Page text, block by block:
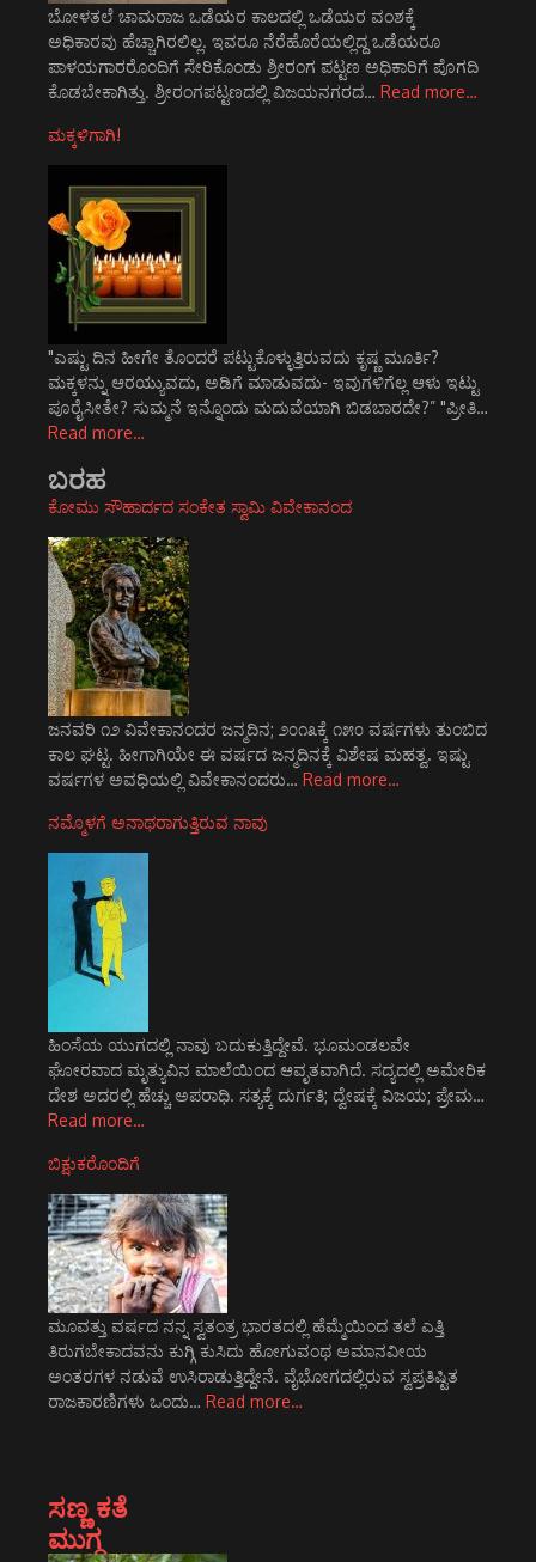
ಬೋಳತಲೆ ಚಾಮರಾಜ ಒಡೆಯರ ಕಾಲದಲ್ಲಿ ಒಡೆಯರ ವಂಶಕ್ಕೆ
ಅಧಿಕಾರವು ಹೆಚ್ಚಾಗಿರಲಿಲ್ಲ. ಇವರೂ ನೆರೆಹೊರೆಯಲ್ಲಿದ್ದ ಒಡೆಯರೂ
ಪಾಳಯಗಾರರೊಂದಿಗೆ ಸೇರಿಕೊಂಡು ಶ್ರೀರಂಗ ಪಟ್ಟಣ ಅಧಿಕಾರಿಗೆ ಪೊಗದಿ
ಕೊಡಬೇಕಾಗಿತ್ತು. ಶ್ರೀರಂಗಪಟ್ಟಣದಲ್ಲಿ ವಿಜಯನಗರದ… Read more…
ಮಕ್ಕಳಿಗಾಗಿ!
"ಎಷ್ಟು ದಿನ ಹೀಗೇ ತೊಂದರೆ ಪಟ್ಟುಕೊಳ್ಳುತ್ತಿರುವದು ಕೃಷ್ಣ ಮೂರ್ತಿ?
ಮಕ್ಕಳನ್ನು ಆರಯ್ಯುವದು, ಅಡಿಗೆ ಮಾಡುವದು- ಇವುಗಳಿಗೆಲ್ಲ ಆಳು ಇಟ್ಟು
ಪೂರೈಸೀತೇ? ಸುಮ್ಮನೆ ಇನ್ನೊಂದು ಮದುವೆಯಾಗಿ ಬಿಡಬಾರದೇ?” "ಪ್ರೀತಿ…
Read more…
ಬರಹ
ಕೋಮು ಸೌಹಾರ್ದದ ಸಂಕೇತ ಸ್ವಾಮಿ ವಿವೇಕಾನಂದ
ಜನವರಿ ೧೨ ವಿವೇಕಾನಂದರ ಜನ್ಮದಿನ; ೨೦೧೩ಕ್ಕೆ ೧೫೦ ವರ್ಷಗಳು ತುಂಬಿದ
ಕಾಲ ಘಟ್ಟ. ಹೀಗಾಗಿಯೇ ಈ ವರ್ಷದ ಜನ್ಮದಿನಕ್ಕೆ ವಿಶೇಷ ಮಹತ್ವ. ಇಷ್ಟು
ವರ್ಷಗಳ ಅವಧಿಯಲ್ಲಿ ವಿವೇಕಾನಂದರು… Read more…
ನಮ್ಮೊಳಗೆ ಅನಾಥರಾಗುತ್ತಿರುವ ನಾವು
ಹಿಂಸೆಯ ಯುಗದಲ್ಲಿ ನಾವು ಬದುಕುತ್ತಿದ್ದೇವೆ. ಭೂಮಂಡಲವೇ
ಘೋರವಾದ ಮೃತ್ಯುವಿನ ಮಾಲೆಯಿಂದ ಆವೃತವಾಗಿದೆ. ಸದ್ಯದಲ್ಲಿ ಅಮೇರಿಕ
ದೇಶ ಅದರಲ್ಲಿ ಹೆಚ್ಚು ಅಪರಾಧಿ. ಸತ್ಯಕ್ಕೆ ದುರ್ಗತಿ; ದ್ವೇಷಕ್ಕೆ ವಿಜಯ; ಪ್ರೇಮ…
Read more…
ಬಿಕ್ಷುಕರೊಂದಿಗೆ
ಮೂವತ್ತು ವರ್ಷದ ನನ್ನ ಸ್ವತಂತ್ರ ಭಾರತದಲ್ಲಿ ಹೆಮ್ಮೆಯಿಂದ ತಲೆ ಎತ್ತಿ
ತಿರುಗಬೇಕಾದವನು ಕುಗ್ಗಿ ಕುಸಿದು ಹೋಗುವಂಥ ಅಮಾನವೀಯ
ಅಂತರಗಳ ನಡುವೆ ಉಸಿರಾಡುತ್ತಿದ್ದೇನೆ. ವೈಭೋಗದಲ್ಲಿರುವ ಸ್ವಪ್ರತಿಷ್ಟಿತ
ರಾಜಕಾರಣಿಗಳು ಒಂದು… Read more…
ಸಣ್ಣ ಕತೆ
ಮುಗ್ಧ